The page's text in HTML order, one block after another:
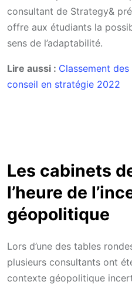
consultant de Strategy&
offre aux étudiants la
sens de l’adaptabilité.
Lire aussi : Classement
conseil en stratégie 2022
Les cabinets
l’heure de
géopolitique
Lors d’une des tables
plusieurs consultants ont
contexte géopolitique